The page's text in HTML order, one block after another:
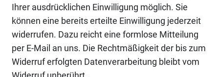
Ihrer ausdrücklichen Einwilligung möglich. Sie
können eine bereits erteilte Einwilligung jederzeit
widerrufen. Dazu reicht eine formlose Mitteilung
per E-Mail an uns. Die Rechtmäßigkeit der bis zum
Widerruf erfolgten Datenverarbeitung bleibt vom